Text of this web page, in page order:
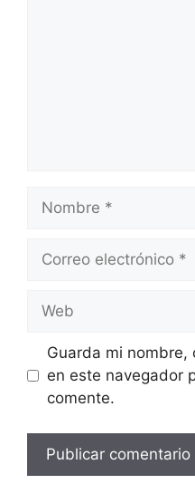
Nombre
Correo
Web
Guarda mi nombre,
en este navegador
comente.